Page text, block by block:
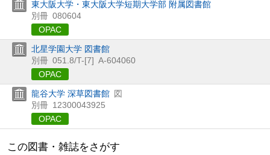
東大阪大学・東大阪大学短期大学部 附属図書館
別冊 080604
OPAC
北星学園大学 図書館
別冊 051.8/T-[7] A-604060
OPAC
龍谷大学 深草図書館 図
別冊 12300043925
OPAC
この図書・雑誌をさがす